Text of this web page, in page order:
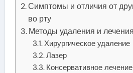
Симптомы и отличия от
во рту
Методы удаления и лечения
Хирургическое удаление
Лазер
Консервативное лечение